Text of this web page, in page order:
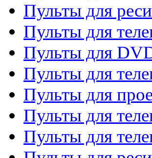
Пульты для
Пульты для
Пульты для
Пульты для
Пульты для
Пульты для
Пульты для